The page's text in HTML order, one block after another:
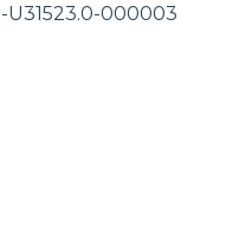
000003